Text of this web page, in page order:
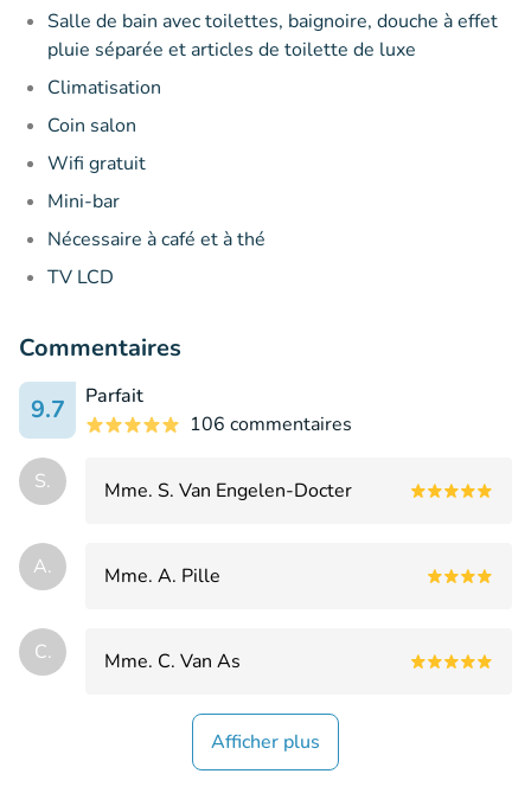
Salle de bain avec toilettes, baignoire, douche à effet
pluie séparée et articles de toilette de luxe
Climatisation
Coin salon
Wifi gratuit
Mini-bar
Nécessaire à café et à thé
TV LCD
Commentaires
9.7
Parfait
106 commentaires
S. Mme. S. Van Engelen-Docter
A. Mme. A. Pille
C. Mme. C. Van As
Afficher plus